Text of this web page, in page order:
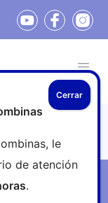
le
de atención
.
Cerrar